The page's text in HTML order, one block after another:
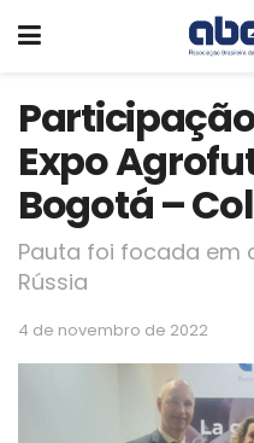
Participação
Expo
Bogotá –
Pauta foi focada em
Rússia
4 de novembro de 2022